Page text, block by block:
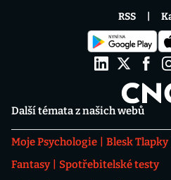
Další témata z našich webů
Moje Psychologie Blesk Tlapky
Fantasy
Spotřebitelské testy
RSS